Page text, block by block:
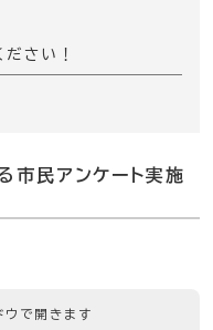
さい！
市民アンケート実施
ウで開きます